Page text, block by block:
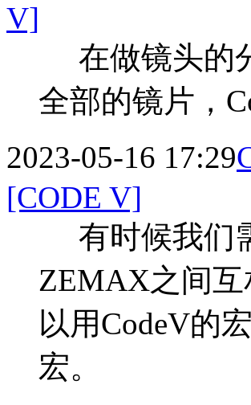
V]
在做镜头的
全部的镜片，
2023-05-16 17:29
[CODE V]
有时候我们
ZEMAX之间
以用CodeV的
宏。